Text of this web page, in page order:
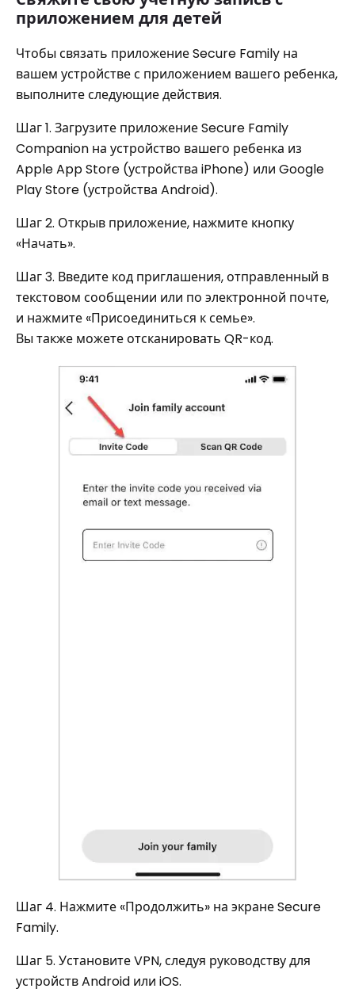
приложением для детей
Чтобы связать приложение Secure Family на
вашем устройстве с приложением вашего ребенка,
выполните следующие действия.
Шаг 1. Загрузите приложение Secure Family
Companion на устройство вашего ребенка из
Apple App Store (устройства iPhone) или Google
Play Store (устройства Android).
Шаг 2. Открыв приложение, нажмите кнопку
«Начать».
Шаг 3. Введите код приглашения, отправленный в
текстовом сообщении или по электронной почте,
и нажмите «Присоединиться к семье».
Вы также можете отсканировать QR-код.
Шаг 4. Нажмите «Продолжить» на экране Secure
Family.
Шаг 5. Установите VPN, следуя руководству для
устройств Android или iOS.